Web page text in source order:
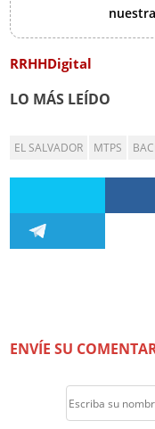
nuestra
RRHHDigital
LO MÁS LEÍDO
EL SALVADOR MTPS
ENVÍE SU